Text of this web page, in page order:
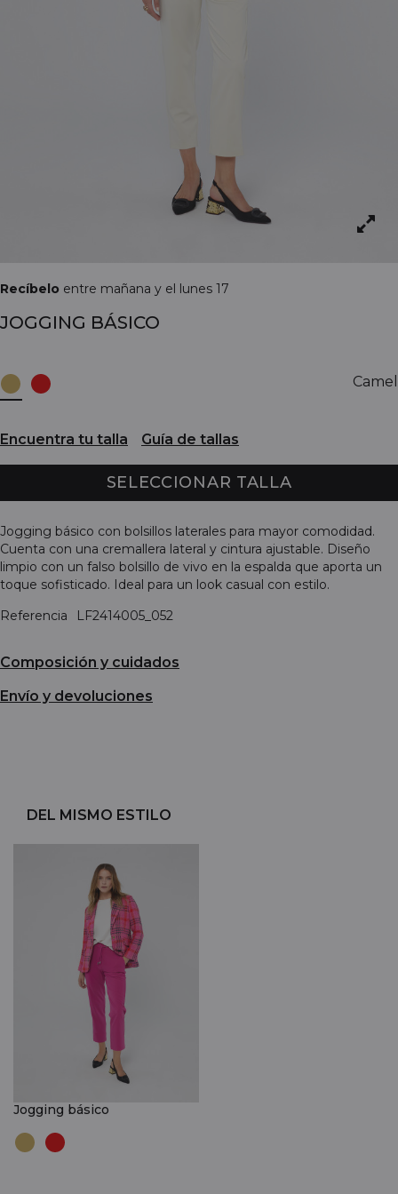
Recíbelo entre mañana y el lunes 17
JOGGING BÁSICO
Camel
Encuentra tu talla Guía de tallas
SELECCIONAR TALLA
Jogging básico con bolsillos laterales para mayor comodidad.
Cuenta con una cremallera lateral y cintura ajustable. Diseño
limpio con un falso bolsillo de vivo en la espalda que aporta un
toque sofisticado. Ideal para un look casual con estilo.
Referencia
LF2414005_052
Composición y cuidados
Envío y devoluciones
DEL MISMO ESTILO
Jogging básico